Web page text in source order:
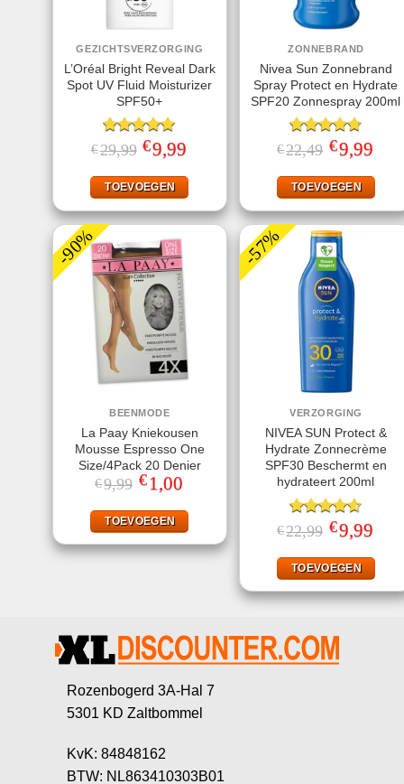
GEZICHTSVERZORGING
L’Oréal Bright Reveal Dark
Spot UV Fluid Moisturizer
SPF50+
Gewaardeerd
5.00 uit 5
€29,99 Oorspronkelijke
prijs
€29,99.
€9,99
€9,99.
TOEVOEGEN
ZONNEBRAND
Nivea Sun Zonnebrand
Spray Protect en Hydrate
SPF20 Zonnespray 200ml
Gewaardeerd
4.67uit 5
€22,49
prijs
€22,49.
€9,99
TOEVOEGEN
-90%
BEENMODE
La Paay Kniekousen
Mousse Espresso One
Size/4Pack 20 Denier
€9,99 Oorspronkelijke
prijs
€9,99.
€ 1,00Huidige
€1,00.
TOEVOEGEN
-57%
VERZORGING
NIVEA SUN Protect &
Hydrate Zonnecrème
SPF30 Beschermt en
hydrateert 200ml
Gewaardeerd
4.56 uit 5
€22,99
prijs
€22,99.
€9,99
TOEVOEGEN
Rozenbogerd 3A-Hal 7
5301 KD Zaltbommel
KvK: 84848162
BTW: NL863410303B01